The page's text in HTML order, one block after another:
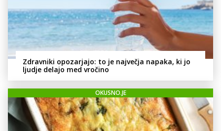
Zdravniki opozarjajo: to je največja napaka, ki jo
ljudje delajo med vročino
OKUSNO.JE